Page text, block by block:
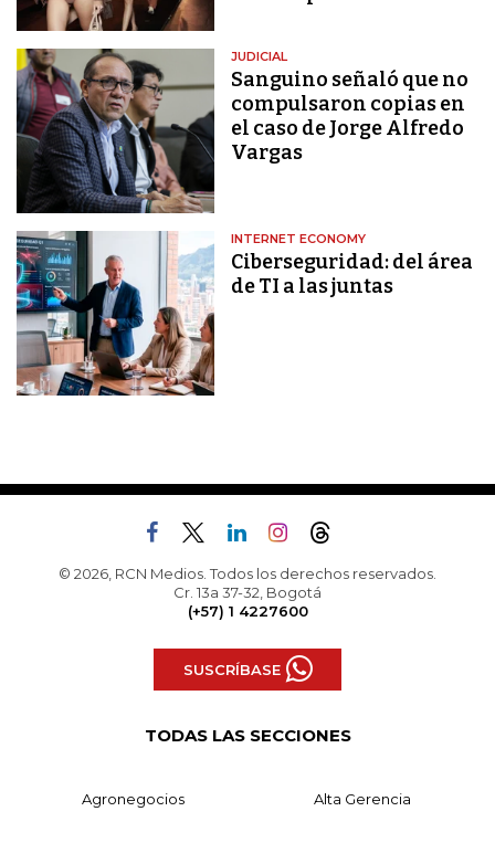
JUDICIAL
Sanguino señaló que no
compulsaron copias en
el caso de Jorge Alfredo
Vargas
INTERNET ECONOMY
Ciberseguridad: del área
de TI a las juntas
© 2026, RCN Medios. Todos los derechos reservados.
Cr. 13a 37-32, Bogotá
(+57) 1 4227600
SUSCRÍBASE
TODAS LAS SECCIONES
Agronegocios Alta Gerencia